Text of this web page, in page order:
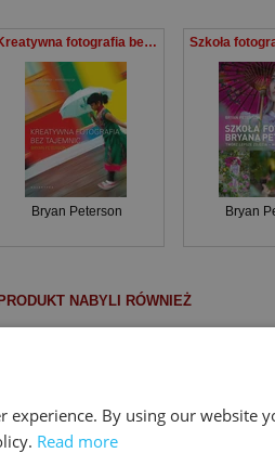
Kreatywna fotografia bez tajemnic
Bryan Peterson Bryan
NABYLI RÓWNIEŻ
experience. By using our website
Read more